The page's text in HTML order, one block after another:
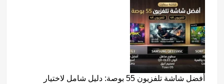
أفضل شاشة تلفزيون 55 بوصة: دليل شامل لاختيار